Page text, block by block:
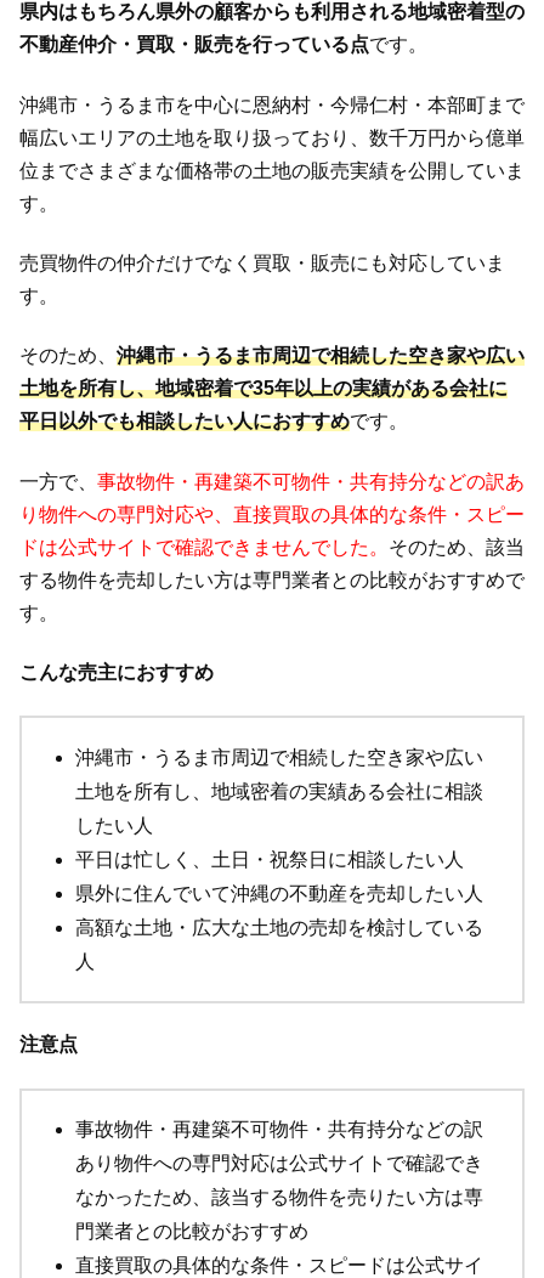
県内はもちろん県外の顧客からも利用される地域密着型の
不動産仲介・買取・販売を行っている点です。
沖縄市・うるま市を中心に恩納村・今帰仁村・本部町まで
幅広いエリアの土地を取り扱っており、数千万円から億単
位までさまざまな価格帯の土地の販売実績を公開していま
す。
売買物件の仲介だけでなく買取・販売にも対応していま
す。
そのため、 沖縄市・うるま市周辺で相続した空き家や広い
土地を所有し、地域密着で35年以上の実績がある会社に
平日以外でも相談したい人におすすめです。
一方で、 事故物件・再建築不可物件・共有持分などの訳あ
り物件への専門対応や、直接買取の具体的な条件・スピー
ドは公式サイトで確認できませんでした。 そのため、該当
する物件を売却したい方は専門業者との比較がおすすめで
す。
こんな売主におすすめ
沖縄市・うるま市周辺で相続した空き家や広い
土地を所有し、地域密着の実績ある会社に相談
したい人
平日は忙しく、土日・祝祭日に相談したい人
県外に住んでいて沖縄の不動産を売却したい人
高額な土地・広大な土地の売却を検討している
人
注意点
事故物件・再建築不可物件・共有持分などの訳
あり物件への専門対応は公式サイトで確認でき
なかったため、該当する物件を売りたい方は専
門業者との比較がおすすめ
直接買取の具体的な条件・スピードは公式サイ